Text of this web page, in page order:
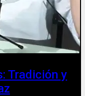
Tradición y